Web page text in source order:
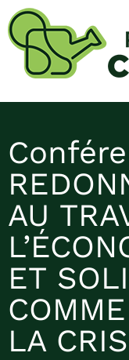
AU
ET
LA